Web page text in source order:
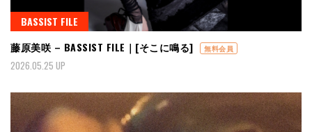
BASSIST FILE
藤原美咲 – BASSIST FILE｜[そこに鳴る]
無料会員
2026.05.25 UP